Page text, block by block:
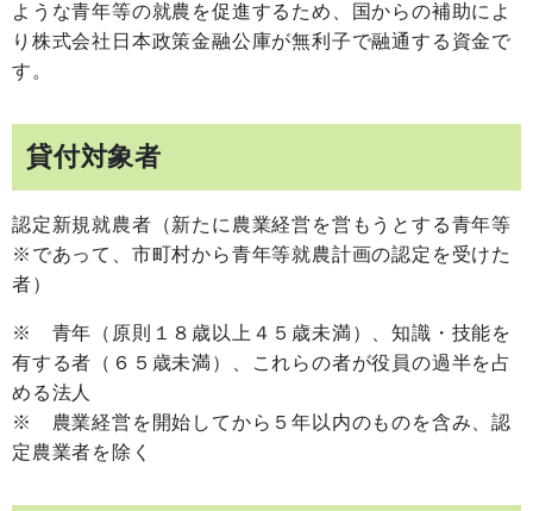
ような青年等の就農を促進するため、国からの補助によ
り株式会社日本政策金融公庫が無利子で融通する資金で
す。
貸付対象者
認定新規就農者（新たに農業経営を営もうとする青年等
※であって、市町村から青年等就農計画の認定を受けた
者）
※ 青年（原則１８歳以上４５歳未満）、知識・技能を
有する者（６５歳未満）、これらの者が役員の過半を占
める法人
※ 農業経営を開始してから５年以内のものを含み、認
定農業者を除く